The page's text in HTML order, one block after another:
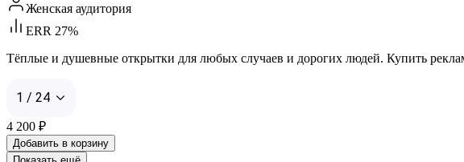
Женская аудитория
ERR 27%
Тёплые и душевные открытки для любых случаев и дорогих людей. Купить
1 / 24
4 200 ₽
Добавить в корзину